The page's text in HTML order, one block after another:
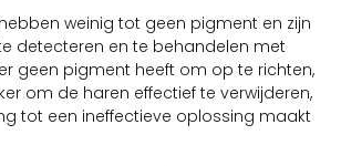
weinig tot geen pigment en zijn
detecteren en te behandelen met
geen pigment heeft om op te richten,
om de haren effectief te verwijderen,
tot een ineffectieve oplossing maakt